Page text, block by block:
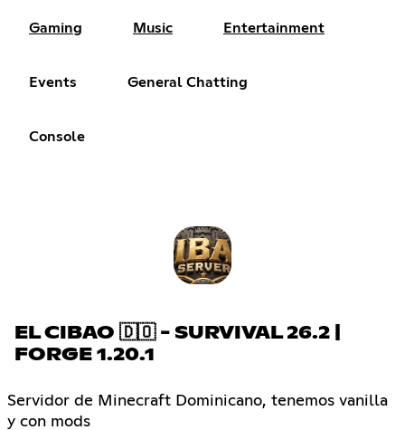
Gaming Music Entertainment
Events General Chatting
Console
EL CIBAO 🇩🇴 - SURVIVAL 26.2 |
FORGE 1.20.1
Servidor de Minecraft Dominicano, tenemos vanilla
y con mods